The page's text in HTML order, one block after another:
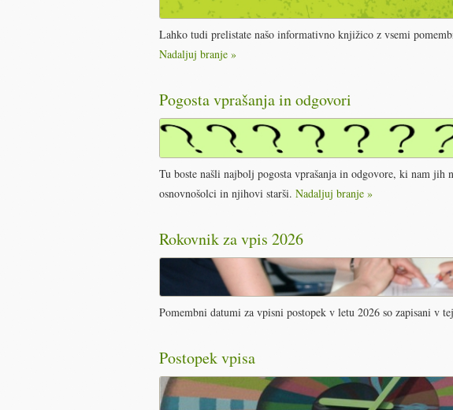
Lahko tudi prelistate našo informativno knjižico z vsemi
Nadaljuj branje »
Pogosta vprašanja in odgovori
Tu boste našli najbolj pogosta vprašanja in odgovore, ki nam jih
osnovnošolci in njihovi starši. Nadaljuj branje »
Rokovnik za vpis 2026
Pomembni datumi za vpisni postopek v letu 2026 so zapisani v
Postopek vpisa